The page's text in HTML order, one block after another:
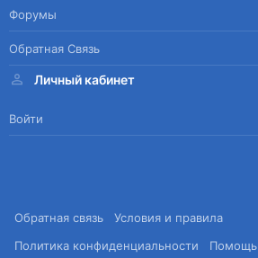
Форумы
Обратная Связь
Личный кабинет
Войти
Обратная связь
Условия и правила
Политика конфиденциальности
Помощь